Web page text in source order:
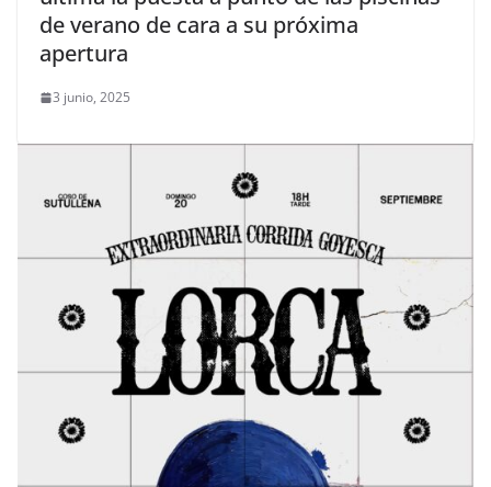
de verano de cara a su próxima
apertura
3 junio, 2025